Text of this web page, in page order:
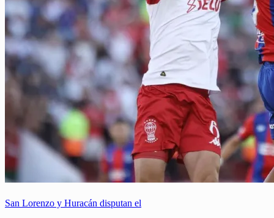
San Lorenzo y Huracán disputan el